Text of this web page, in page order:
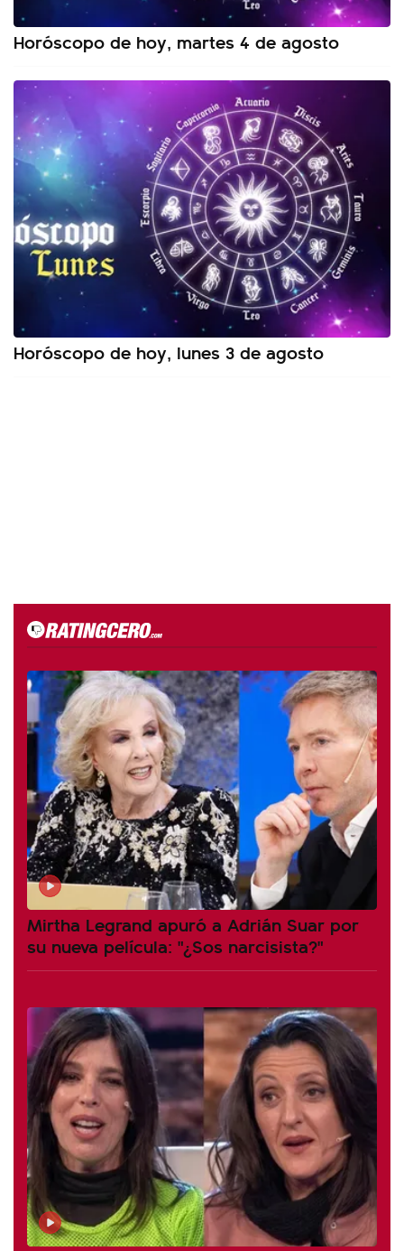
Horóscopo de hoy, martes 4 de agosto
Horóscopo de hoy, lunes 3 de agosto
Mirtha Legrand apuró a Adrián Suar por
su nueva película: "¿Sos narcisista?"